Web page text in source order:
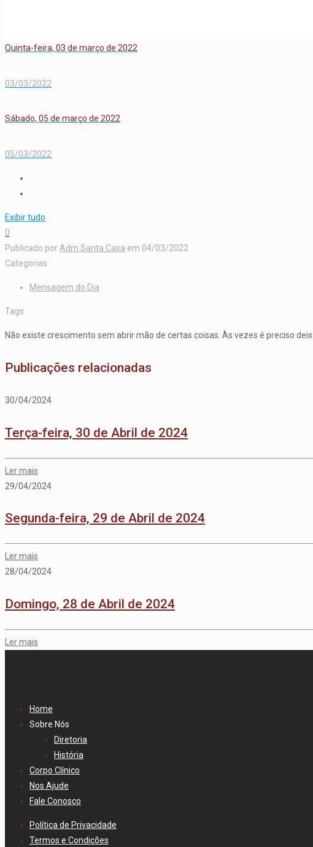
Quinta-feira, 03 de março de 2022
03/03/2022
Sábado, 05 de março de 2022
05/03/2022
Exibir tudo
0
Publicado por Adm Santa Casa em 04/03/2022
Categorias
Mensagem do Dia
Tags
Não existe crescimento sem abrir mão de certas coisas. Às vezes é preciso
Publicações relacionadas
30/04/2024
Terça-feira, 30 de Abril de 2024
Ler mais
29/04/2024
Segunda-feira, 29 de Abril de 2024
Ler mais
28/04/2024
Domingo, 28 de Abril de 2024
Ler mais
Home
Sobre Nós
Diretoria
História
Corpo Clínico
Nos Ajude
Fale Conosco
Política de Privacidade
Termos e Condições